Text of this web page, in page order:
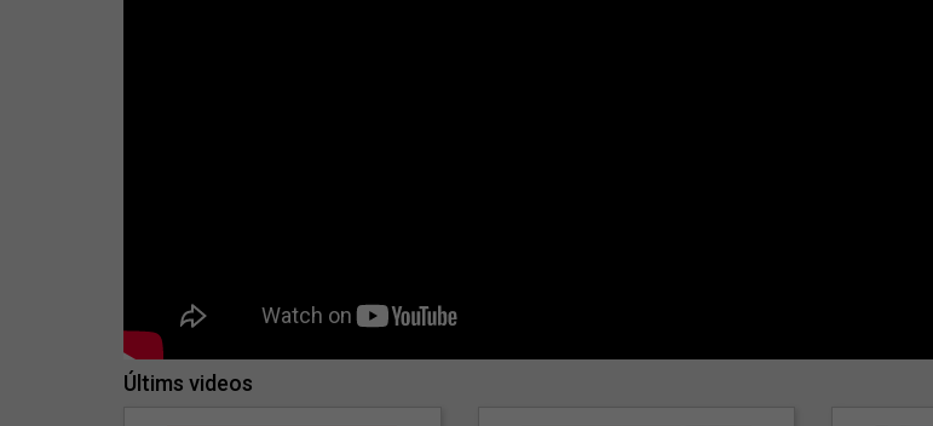
Últims videos